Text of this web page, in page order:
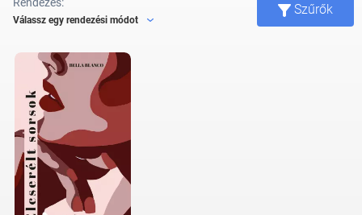
Válassz egy rendezési módot
Szűrők